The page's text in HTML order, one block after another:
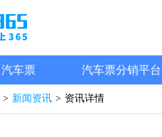
汽车票 汽车票分销平台
> 新闻资讯 > 资讯详情